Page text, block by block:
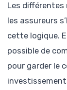
Les
les assureurs
cette logique.
possible de
pour garder le